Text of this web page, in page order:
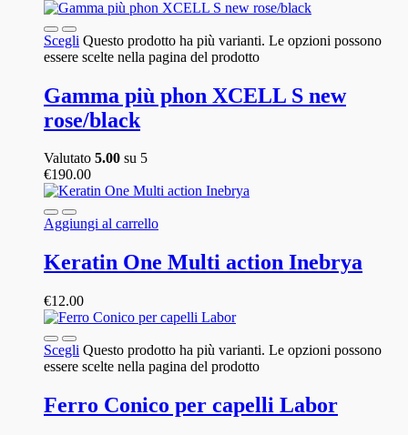
Scegli Questo prodotto ha più varianti. Le opzioni possono
essere scelte nella pagina del prodotto
Gamma più phon XCELL S new
rose/black
Valutato 5.00 su 5
€190.00
Aggiungi al carrello
Keratin One Multi action Inebrya
€12.00
Scegli Questo prodotto ha più varianti. Le opzioni possono
essere scelte nella pagina del prodotto
Ferro Conico per capelli Labor